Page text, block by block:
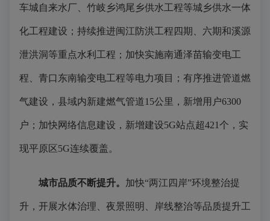
车城自来水厂、竹岐乡鸿尾乡供水工程等城乡供水一体
化工程建设；持续推进闽江防洪工程四期、六期和溪源
泄洪洞等重点水利工程；加快实施南通泽苗输变电工
程、青口东南输变电工程等电力项目；有序推进管道燃
气建设，县域内新建燃气管道15公里，新增用户6300
户；加快网络信息建设，新增建设5G站点超421个，实
现平原区5G连续覆盖。
城市品质不断提升。 加快“两江四岸”环境整治提
升，开展水体治理、夜景照明、岸线整治等品质提升工